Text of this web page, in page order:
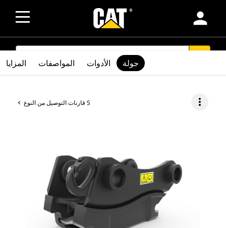
person
SEARCH
قارنات التوصيل من النوع S more_vert
المزايا المواصفات الأدوات جولة